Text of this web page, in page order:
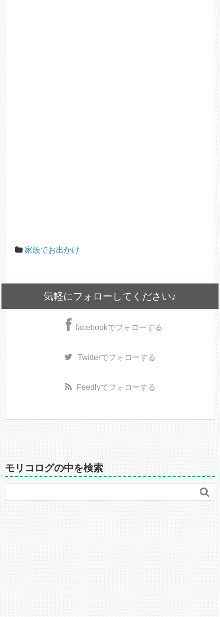
家族でお出かけ
気軽にフォローしてください♪
facebookでフォローする
Twitterでフォローする
Feedlyでフォローする
モリコログの中を検索
